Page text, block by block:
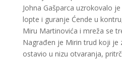
Johna Gašparca uzrokovalo
lopte i guranje Ćende u
Miru Martinovića i mreža se
Nagrađen je Mirin trud koji je
ostavio u nizu otvaranja,